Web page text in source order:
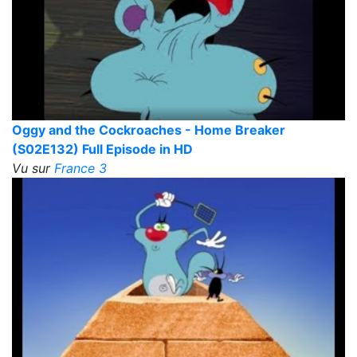
Oggy and the Cockroaches - Home Breaker
(S02E132) Full Episode in HD
Vu sur France 3